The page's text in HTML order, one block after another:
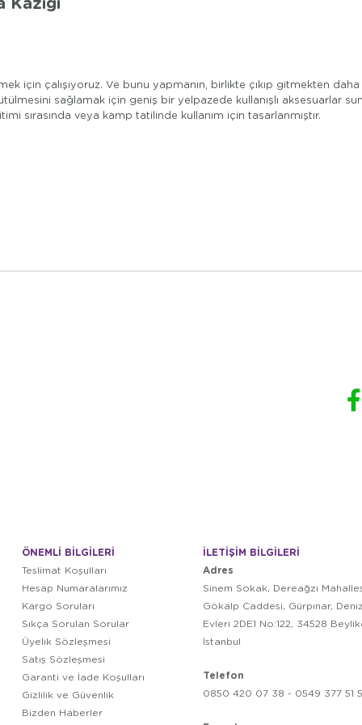
için çalışıyoruz. Ve bunu yapmanın, birlikte çıkıp gitmekten
sağlamak için geniş bir yelpazede kullanışlı aksesuarlar
sırasında veya kamp tatilinde kullanım için tasarlanmıştır.
ÖNEMLİ BİLGİLERİ
Teslimat Koşulları
Hesap Numaralarımız
Kargo Soruları
Sıkça Sorulan Sorular
Üyelik Sözleşmesi
Satış Sözleşmesi
Garanti ve İade Koşulları
Gizlilik ve Güvenlik
Bizden Haberler
İLETİŞİM BİLGİLERİ
Adres
Sinem Sokak, Dereağzı
Gökalp Caddesi, Gürpınar,
Evleri 2DE1 No:122, 34528
İstanbul
Telefon
0850 420 07 38 - 0549 377 51